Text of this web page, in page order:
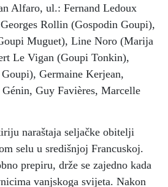
Alfaro, ul.: Fernand Ledoux
Rollin (Gospodin Goupi),
Muguet), Line Noro (Marija
Le Vigan (Goupi Tonkin),
Germaine Kerjean,
Guy Favières, Marcelle
naraštaja seljačke obitelji
selu u središnjoj Francuskoj.
prepiru, drže se zajedno kada
vanjskoga svijeta. Nakon